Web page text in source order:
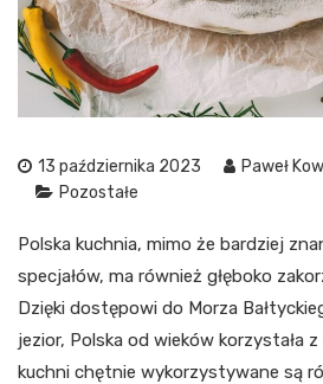
13 października 2023
Paweł
Pozostałe
Polska kuchnia, mimo że bardziej
specjałów, ma również głęboko
Dzięki dostępowi do Morza
jezior, Polska od wieków korzystała
kuchni chętnie wykorzystywane są